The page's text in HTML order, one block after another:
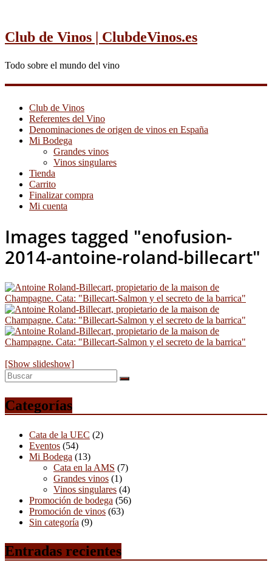
Club de Vinos | ClubdeVinos.es
Todo sobre el mundo del vino
Club de Vinos
Referentes del Vino
Denominaciones de origen de vinos en España
Mi Bodega
Grandes vinos
Vinos singulares
Tienda
Carrito
Finalizar compra
Mi cuenta
Images tagged "enofusion-
2014-antoine-roland-billecart"
[Show slideshow]
Categorías
Cata de la UEC (2)
Eventos (54)
Mi Bodega (13)
Cata en la AMS (7)
Grandes vinos (1)
Vinos singulares (4)
Promoción de bodega (56)
Promoción de vinos (63)
Sin categoría (9)
Entradas recientes